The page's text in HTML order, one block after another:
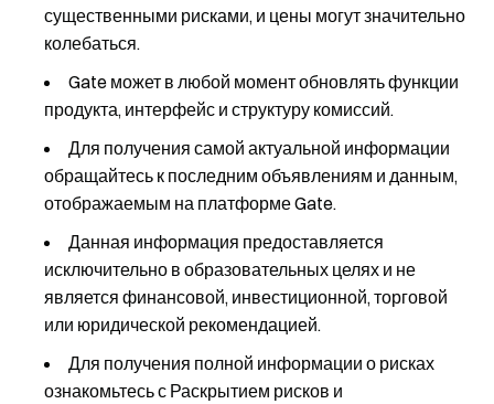
существенными рисками, и цены могут значительно
колебаться.
Gate может в любой момент обновлять функции
продукта, интерфейс и структуру комиссий.
Для получения самой актуальной информации
обращайтесь к последним объявлениям и данным,
отображаемым на платформе Gate.
Данная информация предоставляется
исключительно в образовательных целях и не
является финансовой, инвестиционной, торговой
или юридической рекомендацией.
Для получения полной информации о рисках
ознакомьтесь с Раскрытием рисков и